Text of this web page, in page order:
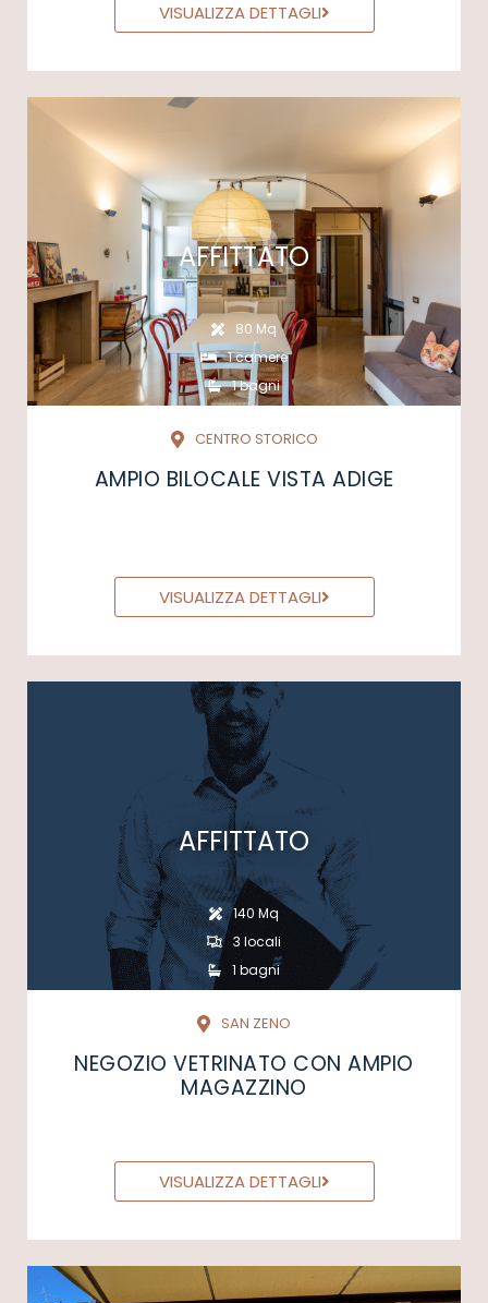
VISUALIZZA DETTAGLI
AFFITTATO
80 Mq
1 camere
1 bagni
CENTRO STORICO
AMPIO BILOCALE VISTA ADIGE
VISUALIZZA DETTAGLI
AFFITTATO
140 Mq
3 locali
1 bagni
SAN ZENO
NEGOZIO VETRINATO CON AMPIO
MAGAZZINO
VISUALIZZA DETTAGLI